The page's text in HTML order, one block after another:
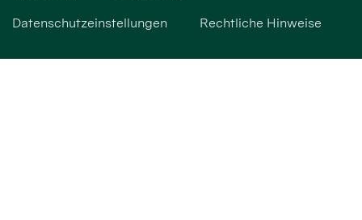
Datenschutzeinstellungen Rechtliche Hinweise